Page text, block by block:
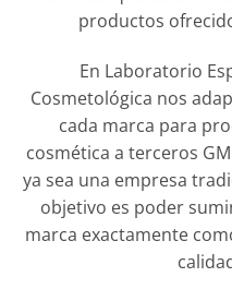
productos
En Laboratorio
Cosmetológica nos
cada marca para
cosmética a terceros
ya sea una empresa
objetivo es poder
marca exactamente